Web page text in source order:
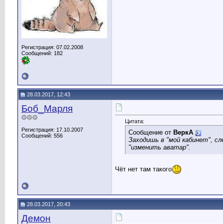
Регистрация: 07.02.2008
Сообщений: 182
28.03.2017, 12:43
Боб_Марля
۞۞۞
Регистрация: 17.10.2007
Сообщений: 556
Цитата:
Сообщение от ВеркА
Заходишь в "мой кабинет",
"изменить аватар".
Чёт нет там такого
28.03.2017, 20:43
Демон